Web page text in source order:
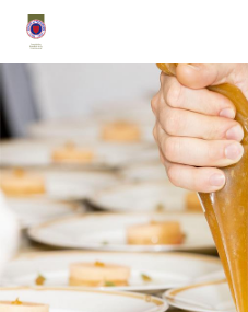
Siirry
sivun
sisältöön
Chaîne des Rôtisseurs Finlande ry